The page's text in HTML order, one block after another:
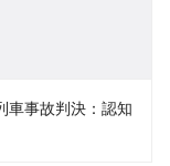
車事故判決：認知